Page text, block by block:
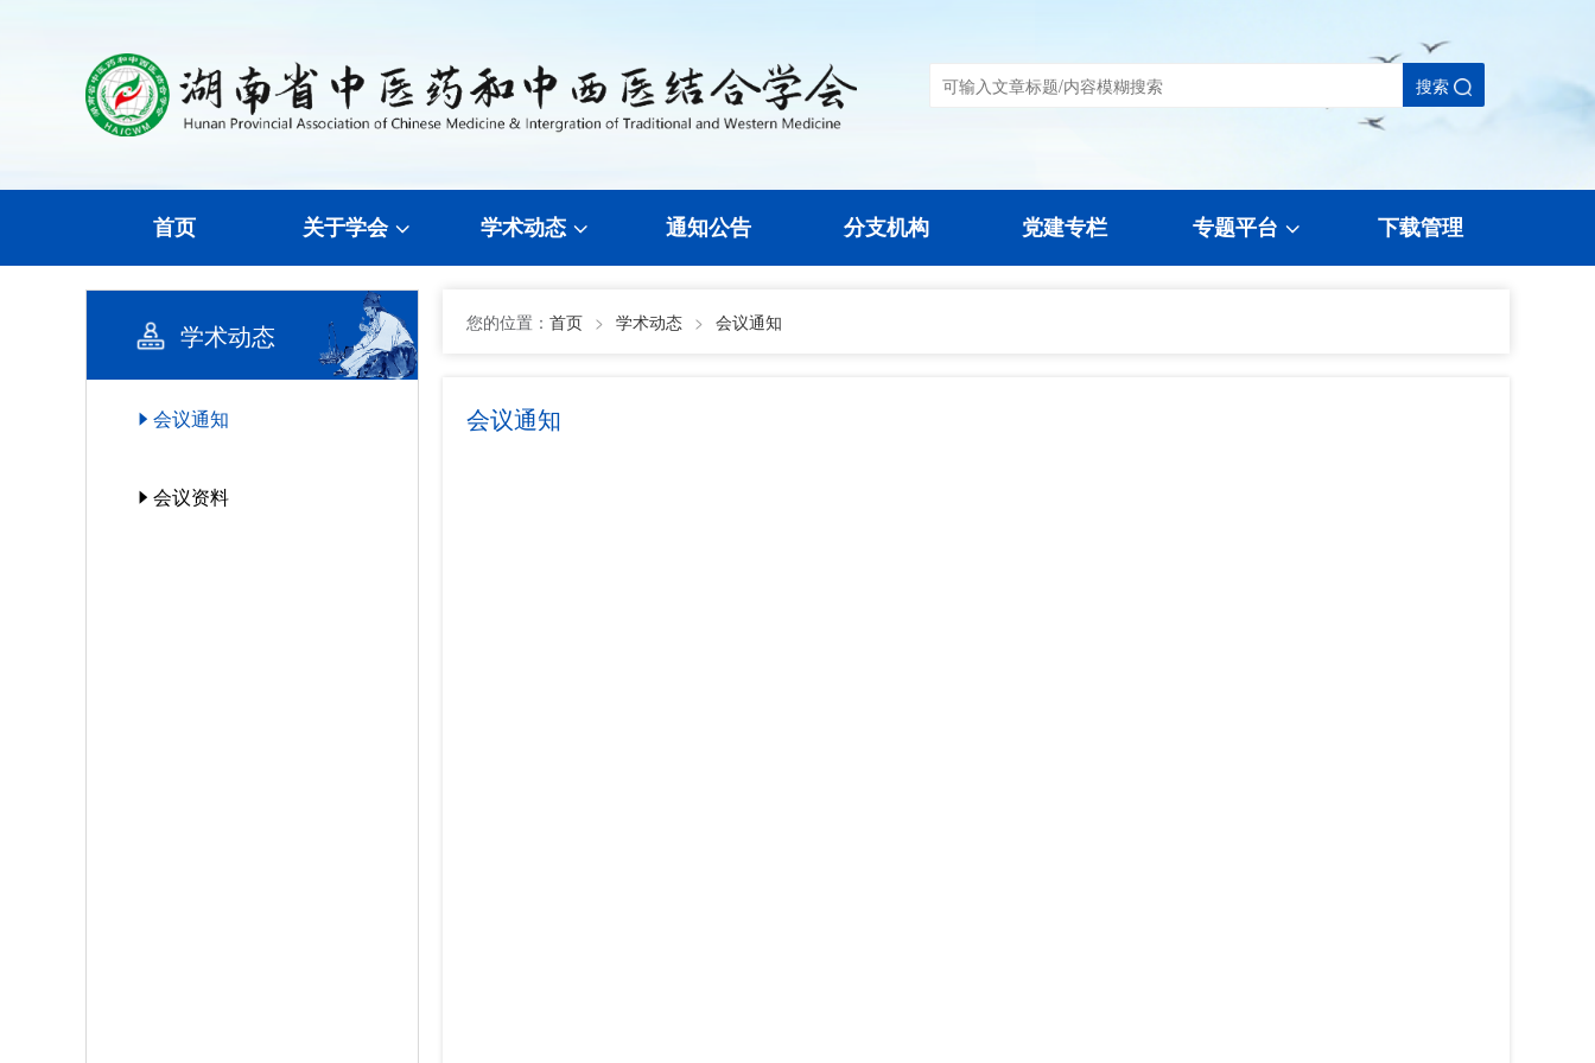
搜索
首页 关于学会 学术动态 通知公告 分支机构 党建专栏 专题平台 下载管理
学术动态
会议通知
会议资料
您的位置： 首页 > 学术动态 > 会议通知
会议通知